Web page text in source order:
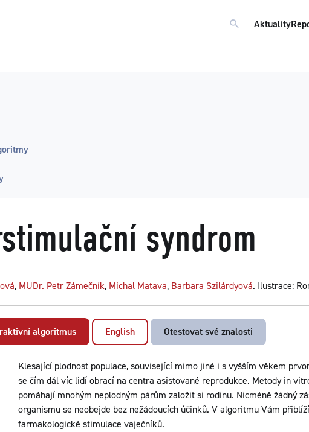
Aktuality
syndrom
, MUDr. Petr Zámečník, Michal Matava, Barbara Szilárdyová. Ilustrace:
algoritmus English Otestovat své znalosti
Klesající plodnost populace, související mimo jiné i s vyšším věkem
se čím dál víc lidí obrací na centra asistované reprodukce. Metody in
pomáhají mnohým neplodným párům založit si rodinu. Nicméně žádný
organismu se neobejde bez nežádoucích účinků. V algoritmu Vám
farmakologické stimulace vaječníků.